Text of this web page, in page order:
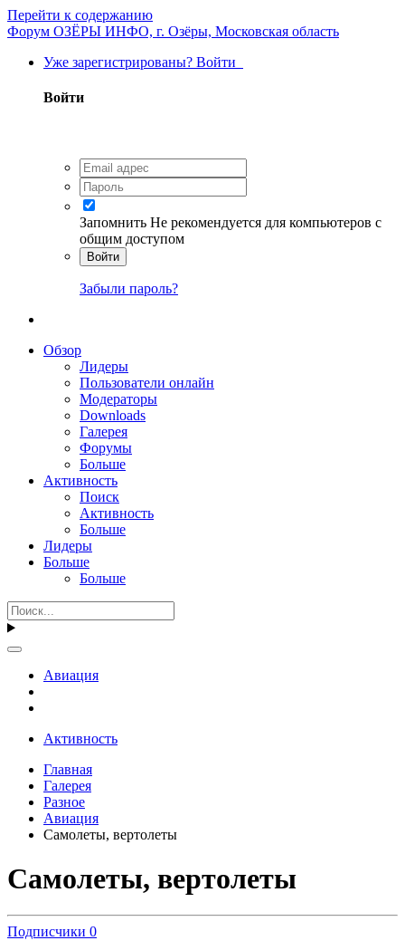
Перейти к содержанию
Форум ОЗЁРЫ ИНФО, г. Озёры, Московская область
Уже зарегистрированы? Войти
Войти
Запомнить Не рекомендуется для компьютеров с
общим доступом
Войти
Забыли пароль?
Обзор
Лидеры
Пользователи онлайн
Модераторы
Downloads
Галерея
Форумы
Больше
Активность
Поиск
Активность
Больше
Лидеры
Больше
Больше
Авиация
Активность
Главная
Галерея
Разное
Авиация
Самолеты, вертолеты
Самолеты, вертолеты
Подписчики 0